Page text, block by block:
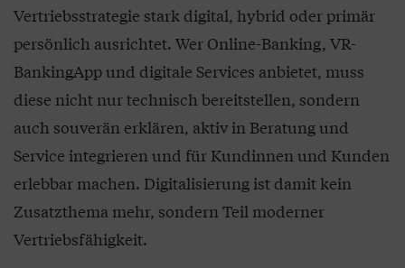
Vertriebsstrategie stark digital, hybrid oder primär
persönlich ausrichtet. Wer Online-Banking, VR-
BankingApp und digitale Services anbietet, muss
diese nicht nur technisch bereitstellen, sondern
auch souverän erklären, aktiv in Beratung und
Service integrieren und für Kundinnen und Kunden
erlebbar machen. Digitalisierung ist damit kein
Zusatzthema mehr, sondern Teil moderner
Vertriebsfähigkeit.